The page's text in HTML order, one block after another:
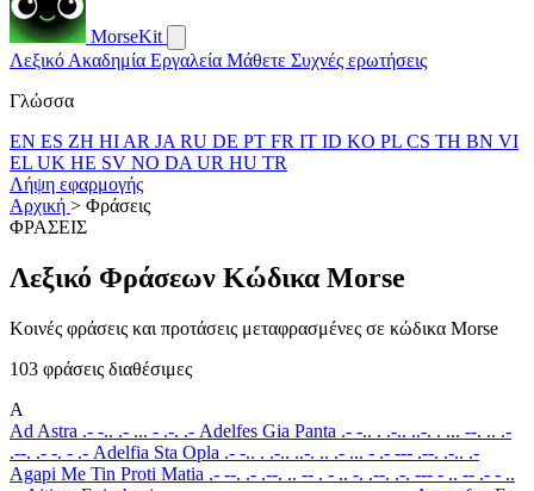
MorseKit
Λεξικό Ακαδημία Εργαλεία Μάθετε Συχνές ερωτήσεις
Γλώσσα
EN ES ZH HI AR JA RU DE PT FR IT ID KO PL CS TH BN VI
EL UK HE SV NO DA UR HU TR
Λήψη εφαρμογής
Αρχική > Φράσεις
ΦΡΑΣΕΙΣ
Λεξικό Φράσεων Κώδικα Morse
Κοινές φράσεις και προτάσεις μεταφρασμένες σε κώδικα Morse
103 φράσεις διαθέσιμες
A
Ad Astra .- -.. .- ... - .-. .- Adelfes Gia Panta .- -.. . .-.. ..-. . ... --. .. .-
.--. .- -. - .- Adelfia Sta Opla .- -.. . .-.. ..-. .. .- ... - .- --- .--. .-.. .-
Agapi Me Tin Proti Matia .- --. .- .--. .. -- . - .. -. .--. .-. --- - .. -- .- - ..